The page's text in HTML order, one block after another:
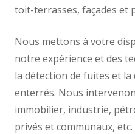
toit-terrasses, façades et
Nous mettons à votre
notre expérience et des
la détection de fuites et
enterrés. Nous
immobilier, industrie,
privés et communaux, etc.